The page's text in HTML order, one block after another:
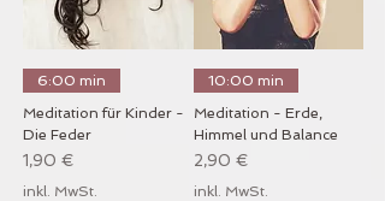
6:00 min
Meditation für Kinder -
Die Feder
Preis
1,90 €
inkl. MwSt.
10:00 min
Meditation - Erde,
Himmel und Balance
Preis
2,90 €
inkl. MwSt.